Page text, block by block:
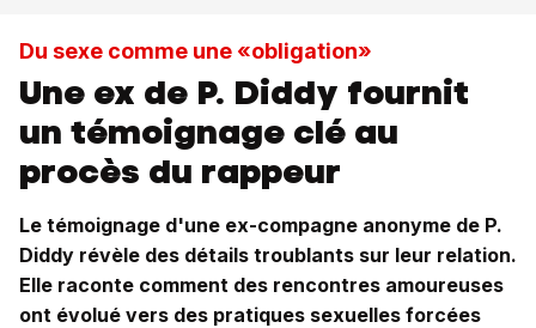
Du sexe comme une «obligation»
Une ex de P. Diddy fournit
un témoignage clé au
procès du rappeur
Le témoignage d'une ex-compagne anonyme de P.
Diddy révèle des détails troublants sur leur relation.
Elle raconte comment des rencontres amoureuses
ont évolué vers des pratiques sexuelles forcées